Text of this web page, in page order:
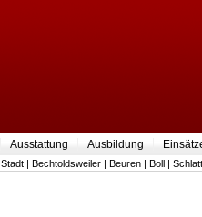
Ausstattung Ausbildung
Stadt | Bechtoldsweiler | Beuren | Boll | Schlatt